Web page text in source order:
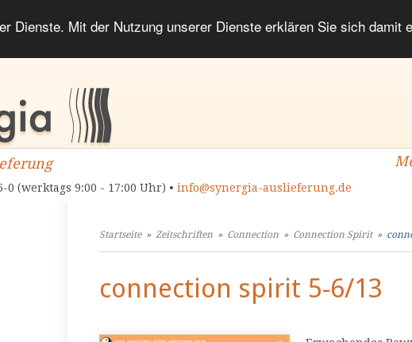
Dienste. Mit der Nutzung unserer Dienste erklären Sie sich damit
0 (werktags 9:00 - 17:00 Uhr) • info@synergia-auslieferung.de
Startseite» Zeitschriften » Connection » Connection Spirit»
connection spirit 5-6/13